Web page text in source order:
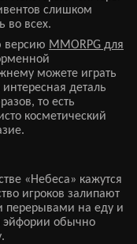
слишком
во всех.
версию MMORPG для
можете играть
деталь
то есть
косметический
«Небеса» кажутся
игроков залипают
перерывами на еду и
эйфории обычно